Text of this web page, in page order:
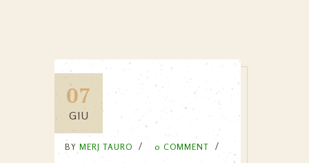
07
GIU
BY MERJ TAURO 0 COMMENT